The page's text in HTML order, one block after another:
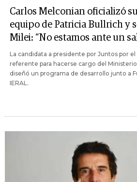
Carlos Melconian oficializó
equipo de Patricia Bullrich y
Milei: “No estamos ante un
La candidata a presidente por Juntos por
referente para hacerse cargo del
diseñó un programa de desarrollo junto a
IERAL.